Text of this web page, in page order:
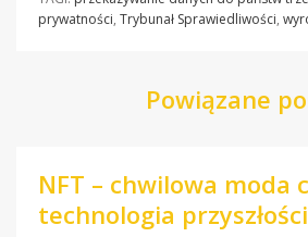
prywatności, Trybunał Sprawiedliwości,
Powiązane
NFT – chwilowa moda
technologia